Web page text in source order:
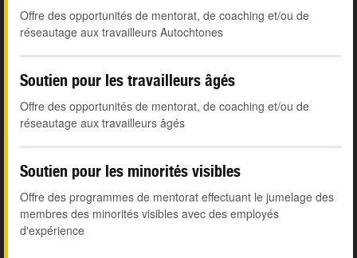
Offre des opportunités de mentorat, de coaching et/ou de
réseautage aux travailleurs Autochtones
Soutien pour les travailleurs âgés
Offre des opportunités de mentorat, de coaching et/ou de
réseautage aux travailleurs âgés
Soutien pour les minorités visibles
Offre des programmes de mentorat effectuant le jumelage des
membres des minorités visibles avec des employés
d'expérience